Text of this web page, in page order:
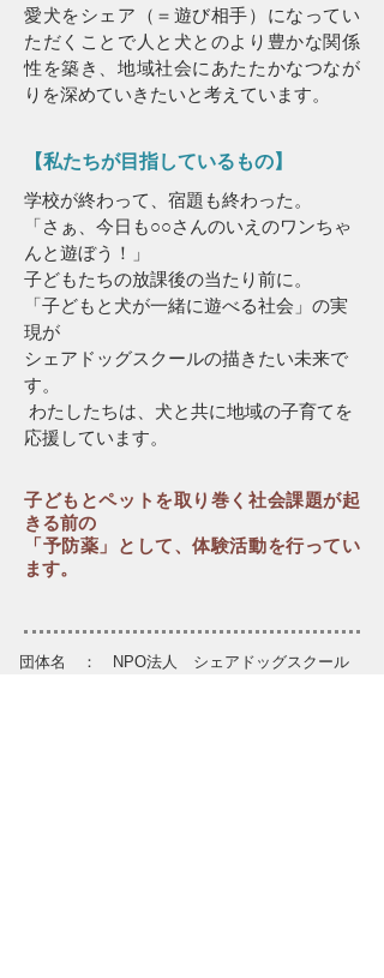
愛犬をシェア（＝遊び相手）になってい
ただくことで人と犬とのより豊かな関係
性を築き、地域社会にあたたかなつなが
りを深めていきたいと考えています。
【私たちが目指しているもの】
学校が終わって、宿題も終わった。
「さぁ、今日も○○さんのいえのワンちゃ
んと遊ぼう！」
子どもたちの放課後の当たり前に。
「子どもと犬が一緒に遊べる社会」の実
現が
シェアドッグスクールの描きたい未来で
す。
わたしたちは、犬と共に地域の子育てを
応援しています。
子どもとペットを取り巻く社会課題が起
きる前の
「予防薬」として、体験活動を行ってい
ます。
団体名 ： NPO法人 シェアドッグスクール